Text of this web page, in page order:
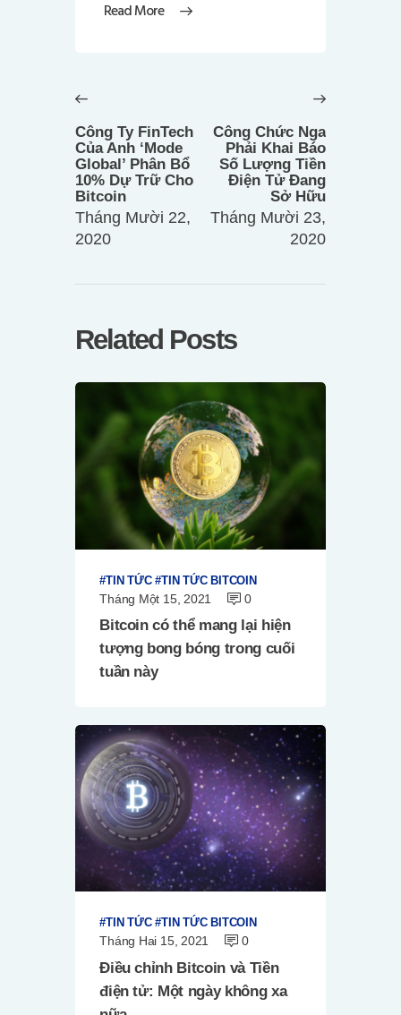
Read More
hướng
bài
viết
post:
Công Ty FinTech
Của Anh ‘Mode
Global’ Phân Bổ
10% Dự Trữ Cho
Bitcoin
Tháng Mười 22,
2020
Công Chức Nga
Phải Khai Báo
Số Lượng Tiền
Điện Tử Đang
Sở Hữu
Tháng Mười 23,
2020
Related Posts
TIN TỨC TIN TỨC BITCOIN
Tháng Một 15, 2021 0
Bitcoin có thể mang lại hiện
tượng bong bóng trong cuối
tuần này
TIN TỨC TIN TỨC BITCOIN
Tháng Hai 15, 2021 0
Điều chỉnh Bitcoin và Tiền
điện tử: Một ngày không xa